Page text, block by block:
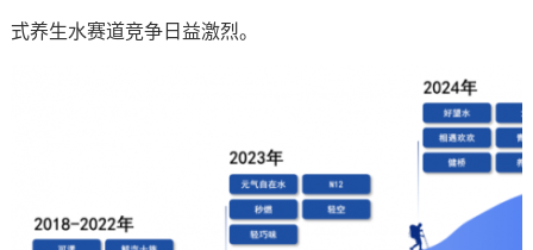
式养生水赛道竞争日益激烈。